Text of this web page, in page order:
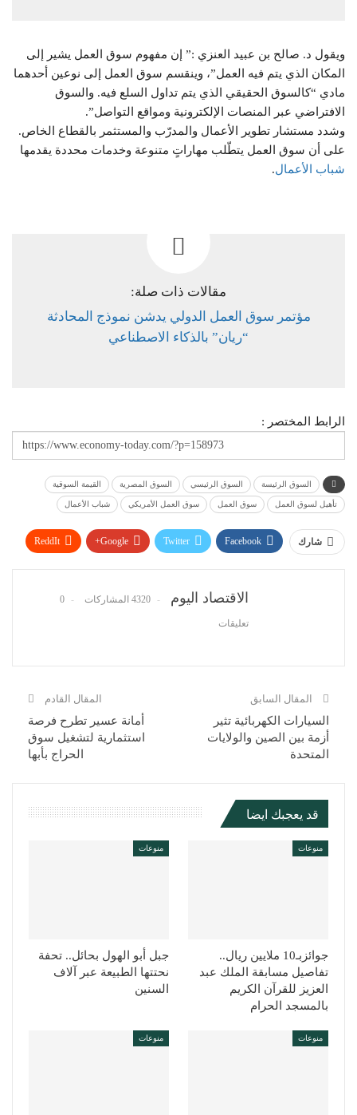
ويقول د. صالح بن عبيد العنزي :” إن مفهوم سوق العمل يشير إلى
المكان الذي يتم فيه العمل”، وينقسم سوق العمل إلى نوعين أحدهما
مادي “كالسوق الحقيقي الذي يتم تداول السلع فيه. والسوق
الافتراضي عبر المنصات الإلكترونية ومواقع التواصل”.
وشدد مستشار تطوير الأعمال والمدرّب والمستثمر بالقطاع الخاص.
على أن سوق العمل يتطّلب مهاراتٍ متنوعة وخدمات محددة يقدمها
شباب
الأعمال.
مقالات ذات صلة:
مؤتمر سوق العمل الدولي يدشن نموذج المحادثة
“ريان” بالذكاء الاصطناعي
الرابط المختصر :
السوق الرئيسة السوق الرئيسي السوق المصرية القيمة السوقية
تأهيل لسوق العمل سوق العمل سوق العمل الأمريكي شباب الأعمال
شارك Facebook
Twitter
Google+
ReddIt
الاقتصاد اليوم 4320 المشاركات 0
تعليقات
المقال السابق
السيارات الكهربائية تثير
أزمة بين الصين والولايات
المتحدة
المقال القادم
أمانة عسير تطرح فرصة
استثمارية لتشغيل سوق
الحراج بأبها
قد يعجبك ايضا
منوعات
جوائزبـ10 ملايين ريال..
تفاصيل مسابقة الملك عبد
العزيز للقرآن الكريم
بالمسجد الحرام
منوعات
جبل أبو الهول بحائل.. تحفة
نحتتها الطبيعة عبر آلاف
السنين
منوعات منوعات